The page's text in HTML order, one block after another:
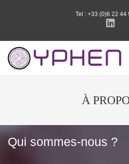
Tel : +33 (0)6 22 44
À
Qui sommes-nous ?